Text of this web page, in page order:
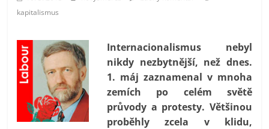
prospívá?
kapitalismus
Internacionalismus nebyl
nikdy nezbytnější, než dnes.
1. máj zaznamenal v mnoha
zemích po celém světě
průvody a protesty. Většinou
proběhly zcela v klidu,